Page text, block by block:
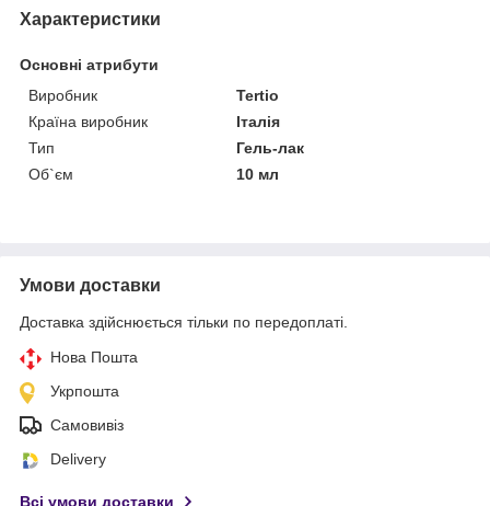
Характеристики
Основні атрибути
Виробник
Tertio
Країна виробник
Італія
Тип
Гель-лак
Об`єм
10 мл
Умови доставки
Доставка здійснюється тільки по передоплаті.
Нова Пошта
Укрпошта
Самовивіз
Delivery
Всі умови доставки